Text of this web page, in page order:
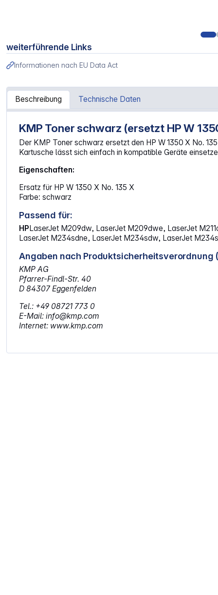
weiterführende Links
Informationen nach EU Data Act
Beschreibung Technische Daten
Artikelinformationen "KMP Toner schwarz ersetzt HP W
KMP Toner schwarz (ersetzt HP W
Der KMP Toner schwarz ersetzt den HP W 1350 X No.
Kartusche lässt sich einfach in kompatible Geräte
Eigenschaften:
Ersatz für HP W 1350 X No. 135 X
Farbe: schwarz
Passend für:
HP LaserJet M209dw, LaserJet M209dwe, LaserJet
LaserJet M234sdne, LaserJet M234sdw, LaserJet
Angaben nach Produktsicherheitsverordnung
KMP AG
Pfarrer-Findl-Str. 40
D 84307 Eggenfelden
Tel.: +49 08721 773 0
E-Mail: info@kmp.com
Internet: www.kmp.com